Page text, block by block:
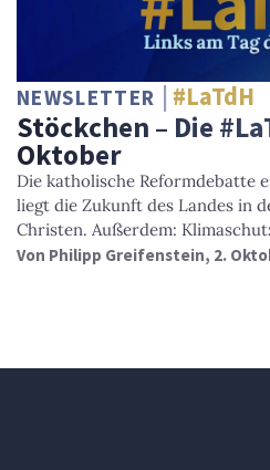
NEWSLETTER #LaTdH
Stöckchen – Die
Oktober
Die katholische Reformdebatte
liegt die Zukunft des Landes in
Christen. Außerdem:
Von Philipp Greifenstein, 2.